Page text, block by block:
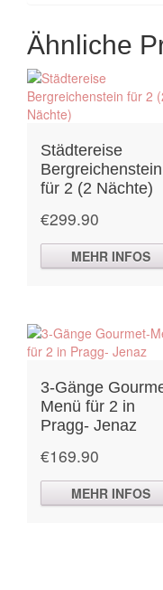
Ähnliche
Städtereise
Bergreichenstein
für 2 (2 Nächte)
€299.90
MEHR INFOS
3-Gänge
Menü für 2 in
Pragg- Jenaz
€169.90
MEHR INFOS